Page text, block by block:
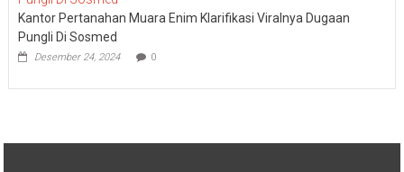
Kantor Pertanahan Muara Enim Klarifikasi Viralnya Dugaan
Pungli Di Sosmed
Desember 24, 2024 0